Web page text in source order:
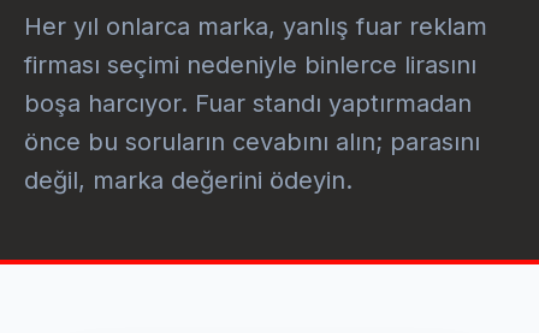
Her yıl onlarca marka, yanlış fuar reklam
firması seçimi nedeniyle binlerce lirasını
boşa harcıyor. Fuar standı yaptırmadan
önce bu soruların cevabını alın; parasını
değil, marka değerini ödeyin.